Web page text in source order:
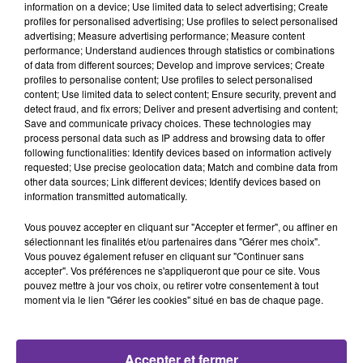
cette page de l’histoire de la fin de la guerre d’Algérie,
nous écouterons l’historien Gilles Manceron.
Le Forum des mondes méditerranéens à Marseille.
Forum initié par Emmanuel Macron. Le chef de l'État
français a défendu "la richesse plurielle" des Français
venant des diasporas "du Levant, du Maghreb, d'Europe
du Sud".
président tunisien Kais Saied de dissoudre le Conseil
supérieur de la magistrature. L’Union se dit
"préoccupée". Les états-Unis également font part de
leur préoccupation.
information on a device; Use limited data to select advertising; Create
profiles for personalised advertising; Use profiles to select personalised
advertising; Measure advertising performance; Measure content
performance; Understand audiences through statistics or combinations
of data from different sources; Develop and improve services; Create
profiles to personalise content; Use profiles to select personalised
content; Use limited data to select content; Ensure security, prevent and
detect fraud, and fix errors; Deliver and present advertising and content;
Save and communicate privacy choices. These technologies may
process personal data such as IP address and browsing data to offer
following functionalities: Identify devices based on information actively
requested; Use precise geolocation data; Match and combine data from
other data sources; Link different devices; Identify devices based on
information transmitted automatically.
Vous pouvez accepter en cliquant sur "Accepter et fermer", ou affiner en
sélectionnant les finalités et/ou partenaires dans "Gérer mes choix".
Vous pouvez également refuser en cliquant sur "Continuer sans
accepter". Vos préférences ne s'appliqueront que pour ce site. Vous
pouvez mettre à jour vos choix, ou retirer votre consentement à tout
moment via le lien "Gérer les cookies" situé en bas de chaque page.
Accepter et fermer